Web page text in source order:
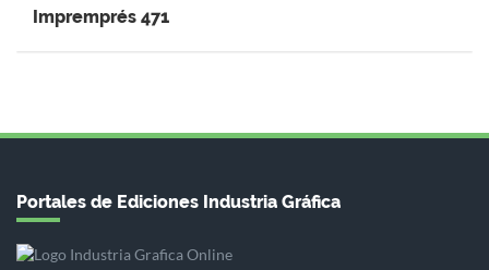
Impremprés 471
Portales de Ediciones Industria Gráfica